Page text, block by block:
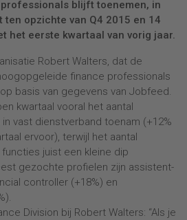
blijft toenemen, in
ten opzichte van Q4 2015 en 14
het eerste kwartaal van vorig jaar.
Robert Walters, dat de
finance professionals
basis van gegevens van Jobfeed.
kwartaal vooral het aantal
vast dienstverband toenam (+12%
ervoor), terwijl het aantal
juist een kleine dip
gezochte profielen zijn assistent-
controller (+18%) en
Division bij Robert Walters: “Als je